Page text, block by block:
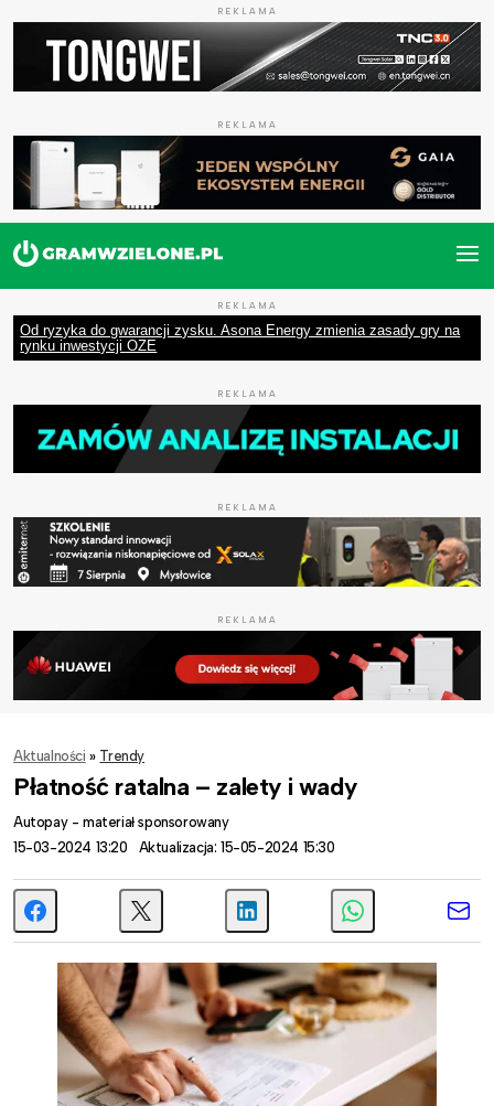
REKLAMA
REKLAMA
REKLAMA
Od ryzyka do gwarancji zysku. Asona Energy zmienia zasady gry na
rynku inwestycji OZE
REKLAMA
REKLAMA
REKLAMA
Aktualności » Trendy
Płatność ratalna – zalety i wady
Autopay - materiał sponsorowany
15-03-2024 13:20
Aktualizacja: 15-05-2024 15:30